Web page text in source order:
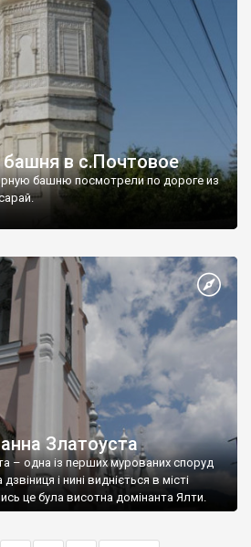
в с.Почтовое
башню посмотрели по дороге из
Златоуста
– одна із перших мурованих споруд
і нині видніється в місті
це була висотна домінанта Ялти.